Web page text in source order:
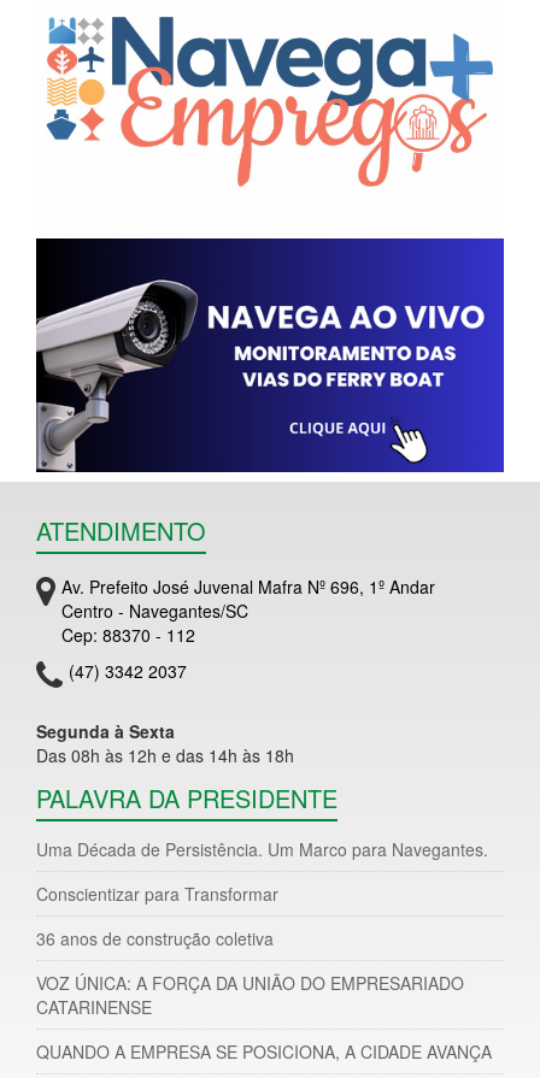
ATENDIMENTO
Av. Prefeito José Juvenal Mafra Nº 696, 1º Andar
Centro - Navegantes/SC
Cep: 88370 - 112
(47) 3342 2037
Segunda à Sexta
Das 08h às 12h e das 14h às 18h
PALAVRA DA PRESIDENTE
Uma Década de Persistência. Um Marco para Navegantes.
Conscientizar para Transformar
36 anos de construção coletiva
VOZ ÚNICA: A FORÇA DA UNIÃO DO EMPRESARIADO
CATARINENSE
QUANDO A EMPRESA SE POSICIONA, A CIDADE AVANÇA